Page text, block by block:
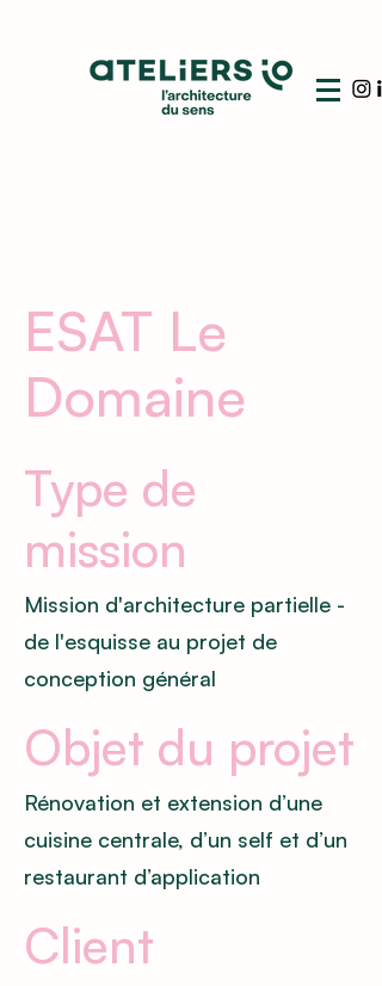
ESAT Le
Domaine
Type de
mission
Mission d'architecture partielle -
de l'esquisse au projet de
conception général
Objet du projet
Rénovation et extension d’une
cuisine centrale, d’un self et d’un
restaurant d’application
Client